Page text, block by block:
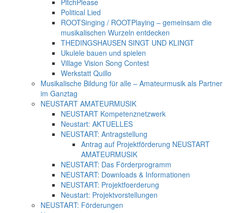
PitchPlease
Political Lied
ROOTSinging / ROOTPlaying – gemeinsam die
musikalischen Wurzeln entdecken
THEDINGSHAUSEN SINGT UND KLINGT
Ukulele bauen und spielen
Village Vision Song Contest
Werkstatt Quillo
Musikalische Bildung für alle – Amateurmusik als Partner
im Ganztag
NEUSTART AMATEURMUSIK
NEUSTART Kompetenznetzwerk
Neustart: AKTUELLES
NEUSTART: Antragstellung
Antrag auf Projektförderung NEUSTART
AMATEURMUSIK
NEUSTART: Das Förderprogramm
NEUSTART: Downloads & Informationen
NEUSTART: Projektfoerderung
Neustart: Projektvorstellungen
NEUSTART: Förderungen